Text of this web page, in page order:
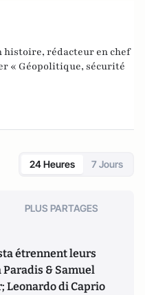
histoire, rédacteur en chef
« Géopolitique, sécurité
24 Heures 7 Jours
PLUS PARTAGES
étrennent leurs
& Samuel
Leonardo di Caprio